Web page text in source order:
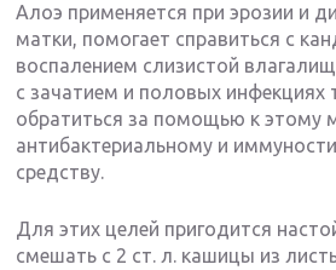
Алоэ применяется при эрозии и
матки, помогает справиться с
воспалением слизистой
с зачатием и половых
обратиться за помощью к этому
антибактериальному и
средству.
Для этих целей пригодится
смешать с 2 ст. л. кашицы из